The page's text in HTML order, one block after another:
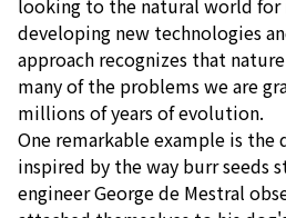
developing new technologies
approach recognizes that
many of the problems we are
millions of years of evolution.
One remarkable example is
inspired by the way burr seeds
engineer George de Mestral